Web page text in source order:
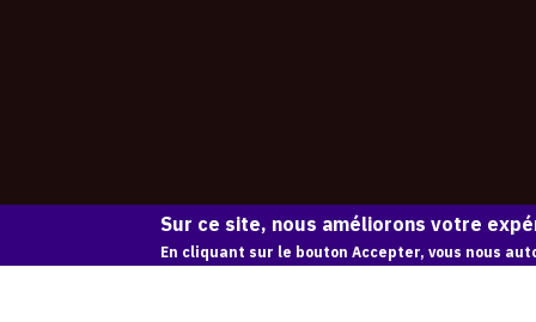
Sur ce site, nous améliorons votre
En cliquant sur le bouton Accepter, vous nous